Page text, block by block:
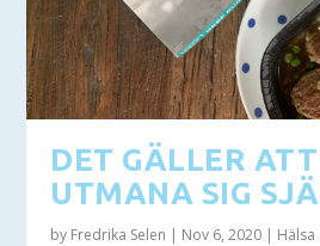
DET GÄLLER
UTMANA SIG
by Fredrika Selen | Nov 6, 2020 |